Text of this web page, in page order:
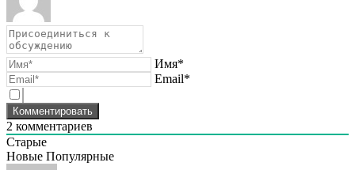
Имя*
Email*
2 комментариев
Старые
Новые Популярные